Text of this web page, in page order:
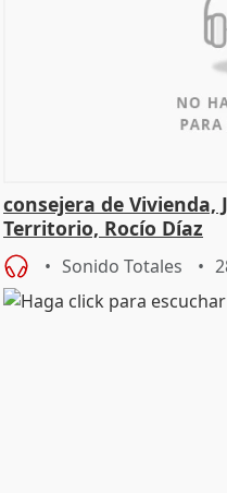
consejera de
Territorio, Rocío Díaz
Sonido Totales